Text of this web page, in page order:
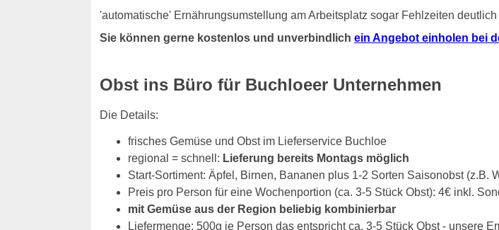
'automatische' Ernährungsumstellung am Arbeitsplatz sogar Fehlzeiten
Sie können gerne kostenlos und unverbindlich ein Angebot einholen bei
Obst ins Büro für Buchloeer Unternehmen
Die Details:
frisches Gemüse und Obst im Lieferservice Buchloe
regional = schnell: Lieferung bereits Montags möglich
Start-Sortiment: Äpfel, Birnen, Bananen plus 1-2 Sorten Saisonobst (z.B.
Preis pro Person für eine Wochenportion (ca. 3-5 Stück Obst): 4€ inkl.
mit Gemüse aus der Region beliebig kombinierbar
Liefermenge: 500g je Person das entspricht ca. 3-5 Stück Obst - unsere